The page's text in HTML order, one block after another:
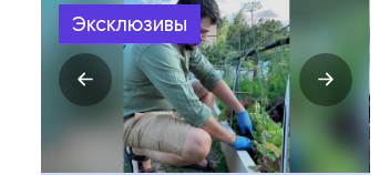
Эксклюзивы